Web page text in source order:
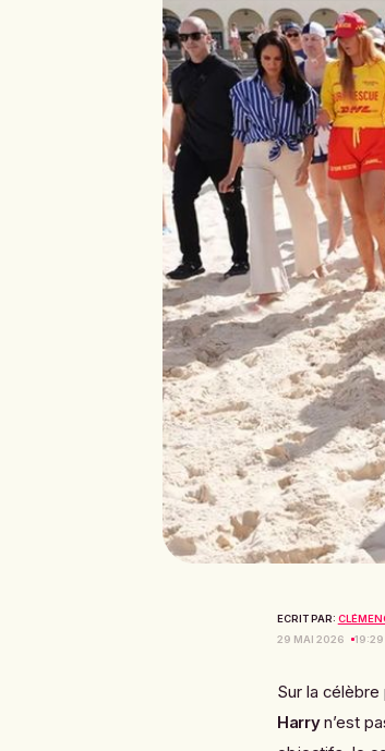
ECRIT PAR:
29 MAI 2026
19:29
Sur la célèbre
Harryn’est